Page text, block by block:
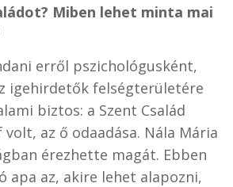
Miben lehet minta mai
erről pszichológusként,
igehirdetők felségterületére
biztos: a Szent Család
volt, az ő odaadása. Nála Mária
érezhette magát. Ebben
apa az, akire lehet alapozni,